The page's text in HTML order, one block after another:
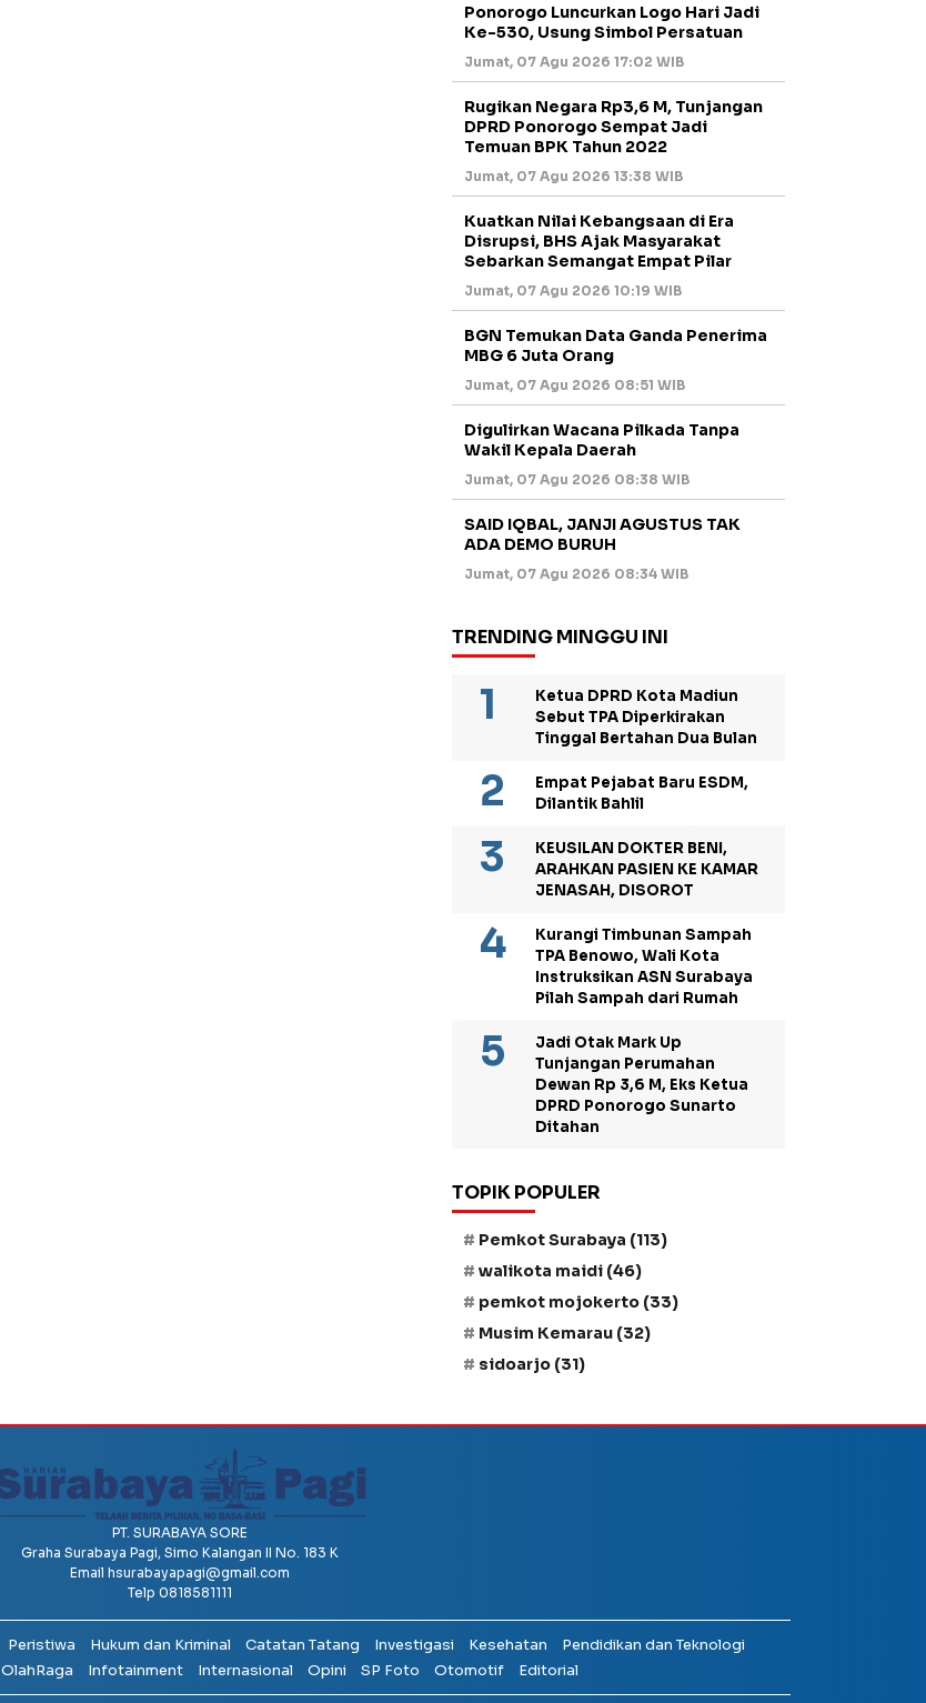
Ponorogo Luncurkan Logo Hari Jadi
Ke-530, Usung Simbol Persatuan
Jumat, 07 Agu 2026 17:02 WIB
Rugikan Negara Rp3,6 M, Tunjangan
DPRD Ponorogo Sempat Jadi
Temuan BPK Tahun 2022
Jumat, 07 Agu 2026 13:38 WIB
Kuatkan Nilai Kebangsaan di Era
Disrupsi, BHS Ajak Masyarakat
Sebarkan Semangat Empat Pilar
Jumat, 07 Agu 2026 10:19 WIB
BGN Temukan Data Ganda Penerima
MBG 6 Juta Orang
Jumat, 07 Agu 2026 08:51 WIB
Digulirkan Wacana Pilkada Tanpa
Wakil Kepala Daerah
Jumat, 07 Agu 2026 08:38 WIB
SAID IQBAL, JANJI AGUSTUS TAK
ADA DEMO BURUH
Jumat, 07 Agu 2026 08:34 WIB
TRENDING MINGGU INI
Ketua DPRD Kota Madiun
Sebut TPA Diperkirakan
Tinggal Bertahan Dua Bulan
Empat Pejabat Baru ESDM,
Dilantik Bahlil
KEUSILAN DOKTER BENI,
ARAHKAN PASIEN KE KAMAR
JENASAH, DISOROT
Kurangi Timbunan Sampah
TPA Benowo, Wali Kota
Instruksikan ASN Surabaya
Pilah Sampah dari Rumah
Jadi Otak Mark Up
Tunjangan Perumahan
Dewan Rp 3,6 M, Eks Ketua
DPRD Ponorogo Sunarto
Ditahan
TOPIK POPULER
Pemkot Surabaya (113)
walikota maidi (46)
pemkot mojokerto (33)
Musim Kemarau (32)
sidoarjo (31)
PT. SURABAYA SORE
Graha Surabaya Pagi, Simo Kalangan II No. 183 K
Email hsurabayapagi@gmail.com
Telp 0818581111
Peristiwa Hukum dan Kriminal Catatan Tatang Investigasi Kesehatan
Pendidikan dan Teknologi
OlahRaga Infotainment Internasional Opini SP Foto Otomotif Editorial